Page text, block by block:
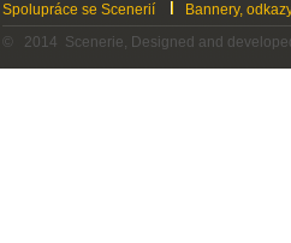
Spolupráce se Scenerií Bannery,
© 2014 Scenerie, Designed and